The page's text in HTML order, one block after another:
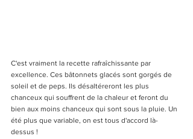
C'est vraiment la recette rafraîchissante par
excellence. Ces bâtonnets glacés sont gorgés de
soleil et de peps. Ils désaltéreront les plus
chanceux qui souffrent de la chaleur et feront du
bien aux moins chanceux qui sont sous la pluie. Un
été plus que variable, on est tous d'accord là-
dessus !